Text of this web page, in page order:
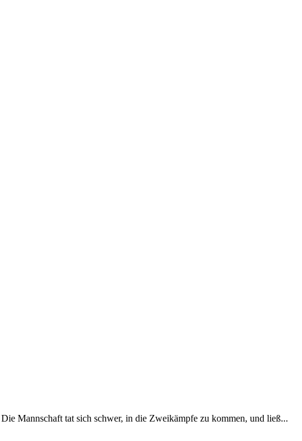
Mannschaft tat sich schwer, in die Zweikämpfe zu kommen, und ließ...